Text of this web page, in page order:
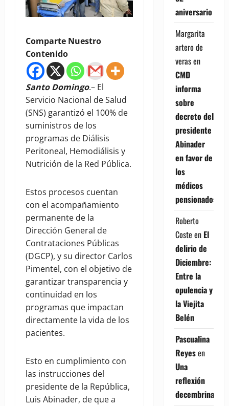
Comparte Nuestro
Contenido
Santo Domingo.– El
Servicio Nacional de Salud
(SNS) garantizó el 100% de
suministros de los
programas de Diálisis
Peritoneal, Hemodiálisis y
Nutrición de la Red Pública.
Estos procesos cuentan
con el acompañamiento
permanente de la
Dirección General de
Contrataciones Públicas
(DGCP), y su director Carlos
Pimentel, con el objetivo de
garantizar transparencia y
continuidad en los
programas que impactan
directamente la vida de los
pacientes.
Esto en cumplimiento con
las instrucciones del
presidente de la República,
Luis Abinader, de que a
aniversario
Margarita
artero de
verasen
CMD
informa
sobre
decreto del
presidente
Abinader
en favor de
los
médicos
pensionados
Roberto
Coste en El
delirio de
Diciembre:
Entre la
opulencia y
la Viejita
Belén
Pascualina
Reyesen
Una
reflexión
decembrina